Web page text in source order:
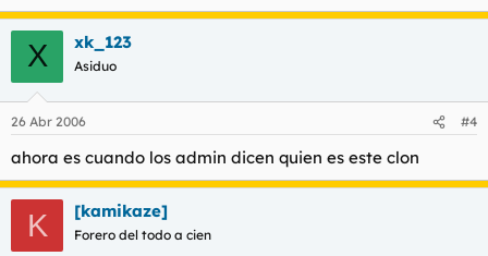
X xk_123
Asiduo
26 Abr 2006 #4
ahora es cuando los admin dicen quien es este clon
K [kamikaze]
Forero del todo a cien